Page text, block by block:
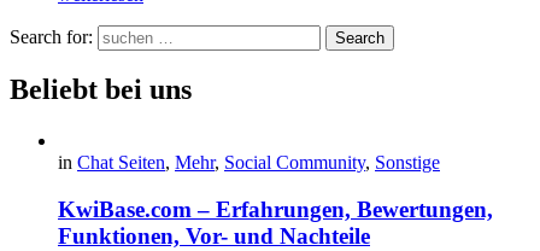
Search for: Search
Beliebt bei uns
in Chat Seiten, Mehr, Social Community, Sonstige
KwiBase.com – Erfahrungen, Bewertungen,
Funktionen, Vor- und Nachteile